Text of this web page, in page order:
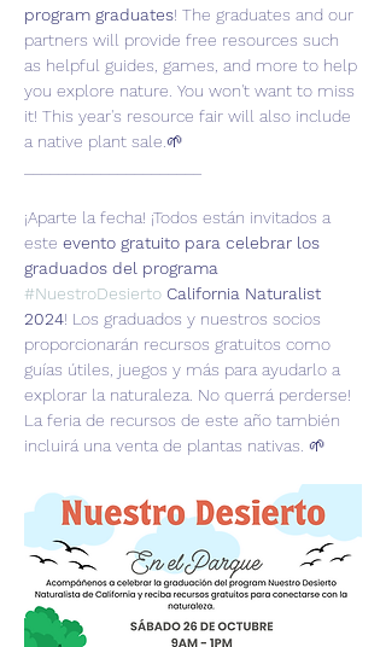
program graduates! The graduates and our
partners will provide free resources such
as helpful guides, games, and more to help
you explore nature. You won't want to miss
it! This year's resource fair will also include
a native plant sale.🌱
¡Aparte la fecha! ¡Todos están invitados a
este evento gratuito para celebrar los
graduados del programa
#NuestroDesierto California Naturalist
2024! Los graduados y nuestros socios
proporcionarán recursos gratuitos como
guías útiles, juegos y más para ayudarlo a
explorar la naturaleza. No querrá perderse!
La feria de recursos de este año también
incluirá una venta de plantas nativas. 🌱